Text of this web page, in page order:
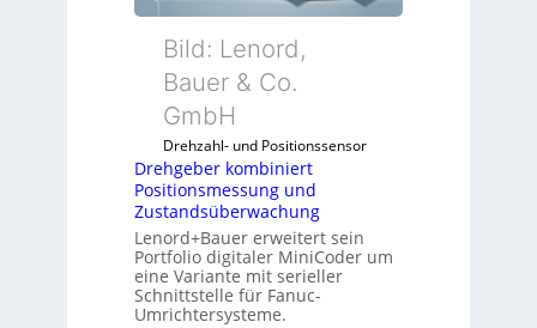
i
b
ü
r
d
i
e
A
k
m
o
d
l
e
b
r
i
n
g
e
Bild: Lenord,
Bauer & Co.
GmbH
Drehzahl- und Positionssensor
Drehgeber kombiniert
Positionsmessung und
Zustandsüberwachung
Lenord+Bauer erweitert sein
Portfolio digitaler MiniCoder um
eine Variante mit serieller
Schnittstelle für Fanuc-
Umrichtersysteme.